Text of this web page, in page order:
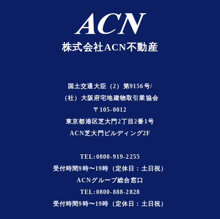
株式会社ACN不動産
国土交通大臣（2）第9156号/
（社）大阪府宅地建物取引業協会
〒105-0012
東京都港区芝大門2丁目2番1号
ACN芝大門ビルディング2F
TEL:0800-919-2255
受付時間9時〜19時（定休日：土日祝）
ACNグループ総合窓口
TEL:0800-888-2828
受付時間9時〜19時（定休日：土日祝）